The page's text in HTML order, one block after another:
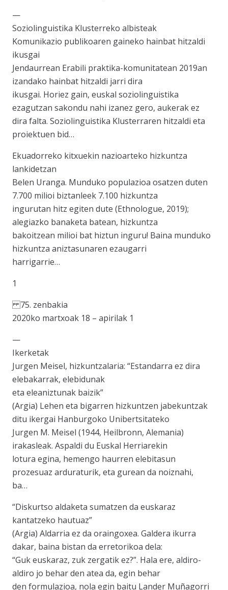
—
Soziolinguistika Klusterreko albisteak
Komunikazio publikoaren gaineko hainbat hitzaldi
ikusgai
Jendaurrean Erabili praktika-komunitatean 2019an
izandako hainbat hitzaldi jarri dira
ikusgai. Horiez gain, euskal soziolinguistika
ezagutzan sakondu nahi izanez gero, aukerak ez
dira falta. Soziolinguistika Klusterraren hitzaldi eta
proiektuen bid…
Ekuadorreko kitxuekin nazioarteko hizkuntza
lankidetzan
Belen Uranga. Munduko populazioa osatzen duten
7.700 milioi biztanleek 7.100 hizkuntza
ingurutan hitz egiten dute (Ethnologue, 2019);
alegiazko banaketa batean, hizkuntza
bakoitzean milioi bat hiztun inguru! Baina munduko
hizkuntza aniztasunaren ezaugarri
harrigarrie…
1
75. zenbakia
2020ko martxoak 18 – apirilak 1
—
Ikerketak
Jurgen Meisel, hizkuntzalaria: “Estandarra ez dira
elebakarrak, elebidunak
eta eleaniztunak baizik”
(Argia) Lehen eta bigarren hizkuntzen jabekuntzak
ditu ikergai Hanburgoko Unibertsitateko
Jurgen M. Meisel (1944, Heilbronn, Alemania)
irakasleak. Aspaldi du Euskal Herriarekin
lotura egina, hemengo haurren elebitasun
prozesuaz arduraturik, eta gurean da noiznahi,
ba…
“Diskurtso aldaketa sumatzen da euskaraz
kantatzeko hautuaz”
(Argia) Aldarria ez da oraingoxea. Galdera ikurra
dakar, baina bistan da erretorikoa dela:
“Guk euskaraz, zuk zergatik ez?”. Hala ere, aldiro-
aldiro jo behar den atea da, egin behar
den formulazioa, nola egin baitu Lander Muñagorri